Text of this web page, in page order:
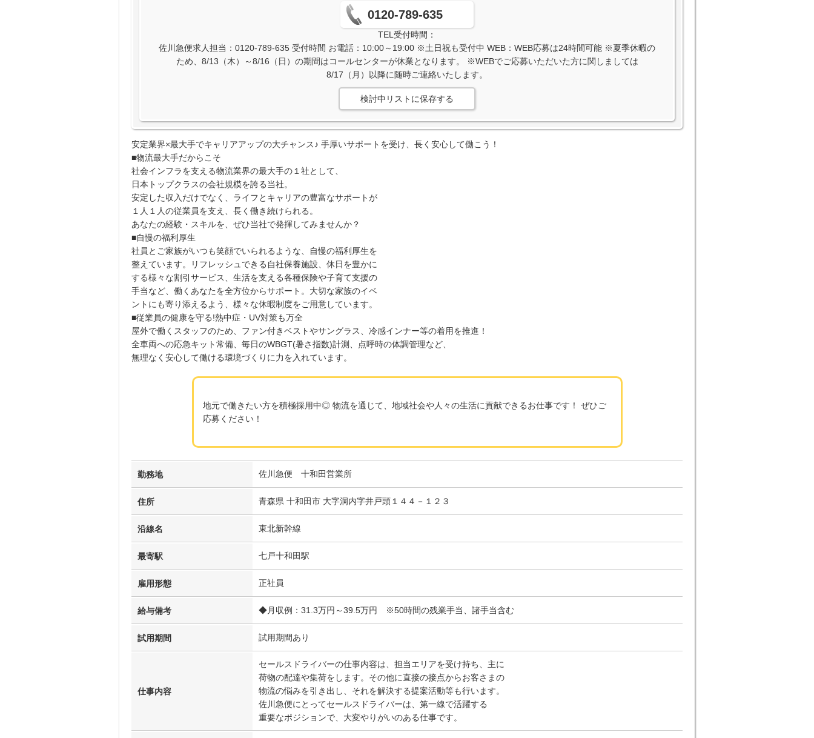
0120-789-635
TEL受付時間：
佐川急便求人担当：0120-789-635 受付時間 お電話：10:00～19:00 ※土日祝も受付中 WEB：WEB応募は24時間可能 ※夏季休暇の
ため、8/13（木）～8/16（日）の期間はコールセンターが休業となります。 ※WEBでご応募いただいた方に関しましては
8/17（月）以降に随時ご連絡いたします。
検討中リストに保存する
安定業界×最大手でキャリアアップの大チャンス♪ 手厚いサポートを受け、長く安心して働こう！
■物流最大手だからこそ
社会インフラを支える物流業界の最大手の１社として、
日本トップクラスの会社規模を誇る当社。
安定した収入だけでなく、ライフとキャリアの豊富なサポートが
１人１人の従業員を支え、長く働き続けられる。
あなたの経験・スキルを、ぜひ当社で発揮してみませんか？
■自慢の福利厚生
社員とご家族がいつも笑顔でいられるような、自慢の福利厚生を
整えています。リフレッシュできる自社保養施設、休日を豊かに
する様々な割引サービス、生活を支える各種保険や子育て支援の
手当など、働くあなたを全方位からサポート。大切な家族のイベ
ントにも寄り添えるよう、様々な休暇制度をご用意しています。
■従業員の健康を守る!熱中症・UV対策も万全
屋外で働くスタッフのため、ファン付きベストやサングラス、冷感インナー等の着用を推進！
全車両への応急キット常備、毎日のWBGT(暑さ指数)計測、点呼時の体調管理など、
無理なく安心して働ける環境づくりに力を入れています。
地元で働きたい方を積極採用中◎ 物流を通じて、地域社会や人々の生活に貢献できるお仕事です！ ぜひご
応募ください！
勤務地 佐川急便 十和田営業所
住所 青森県 十和田市 大字洞内字井戸頭１４４－１２３
沿線名 東北新幹線
最寄駅 七戸十和田駅
雇用形態 正社員
給与備考 ◆月収例：31.3万円～39.5万円 ※50時間の残業手当、諸手当含む
試用期間 試用期間あり
仕事内容
セールスドライバーの仕事内容は、担当エリアを受け持ち、主に
荷物の配達や集荷をします。その他に直接の接点からお客さまの
物流の悩みを引き出し、それを解決する提案活動等も行います。
佐川急便にとってセールスドライバーは、第一線で活躍する
重要なポジションで、大変やりがいのある仕事です。